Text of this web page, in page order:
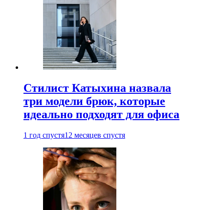
Стилист Катыхина назвала
три модели брюк, которые
идеально подходят для офиса
1 год спустя12 месяцев спустя